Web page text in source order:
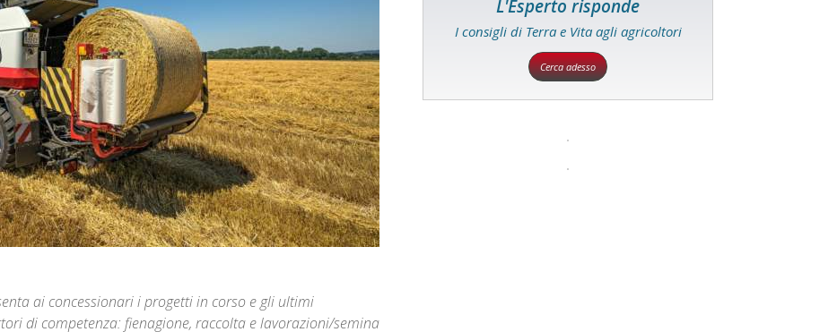
ai concessionari i progetti in corso e gli ultimi
di competenza: fienagione, raccolta e lavorazioni/semina
L'Esperto risponde
I consigli di Terra e Vita agli agricoltori
Cerca adesso